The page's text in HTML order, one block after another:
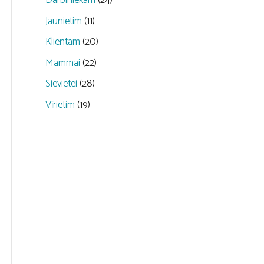
Jaunietim (11)
Klientam (20)
Mammai (22)
Sievietei (28)
Vīrietim (19)